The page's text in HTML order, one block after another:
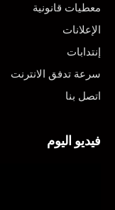
معطيات قانونية
الإعلانات
إنتدابات
سرعة تدفق الانترنت
اتصل بنا
فيديو اليوم